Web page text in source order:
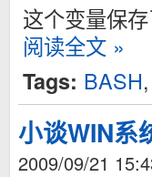
这个变量保
阅读全文 »
Tags: BASH,
小谈WIN系
2009/09/21